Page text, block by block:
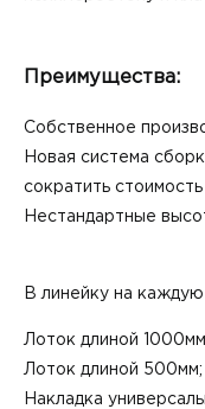
Преимущества:
Собственное
Новая система
сократить
Нестандартные
В линейку на каждую
Лоток длиной
Лоток длиной 500мм;
Накладка